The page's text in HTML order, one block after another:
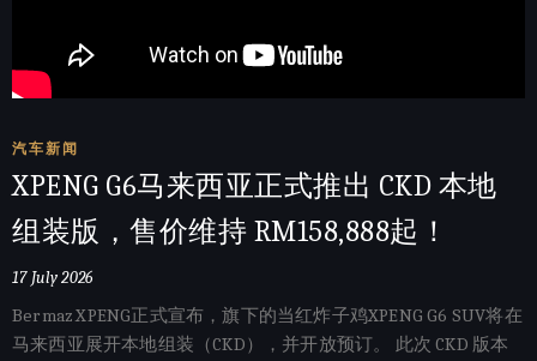
汽车新闻
XPENG G6马来西亚正式推出 CKD 本地
组装版，售价维持 RM158,888起！
17 July 2026
Bermaz XPENG正式宣布，旗下的当红炸子鸡XPENG G6 SUV将在
马来西亚展开本地组装（CKD），并开放预订。 此次 CKD 版本